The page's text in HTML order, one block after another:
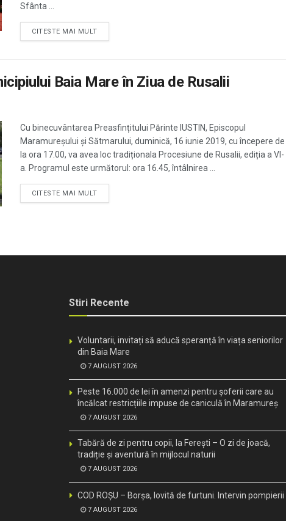
Sfânta ...
CITESTE MAI MULT
Baia Mare în Ziua de Rusalii
Cu binecuvântarea Preasfințitului Părinte IUSTIN, Episcopul
Maramureșului și Sătmarului, duminică, 16 iunie 2019, cu începere de
la ora 17.00, va avea loc tradiționala Procesiune de Rusalii, ediția a VI-
a. Programul este următorul: ora 16.45, întâlnirea ...
CITESTE MAI MULT
Stiri Recente
Voluntarii, invitați să aducă speranță în viața seniorilor
din Baia Mare
7 AUGUST 2026
Peste 16.000 de lei în amenzi pentru șoferii care au
încălcat restricțiile impuse de caniculă în Maramureș
7 AUGUST 2026
Tabără de zi pentru copii, la Ferești – O zi de joacă,
tradiție și aventură în mijlocul naturii
7 AUGUST 2026
COD ROȘU – Borșa, lovită de furtuni. Intervin pompierii
7 AUGUST 2026